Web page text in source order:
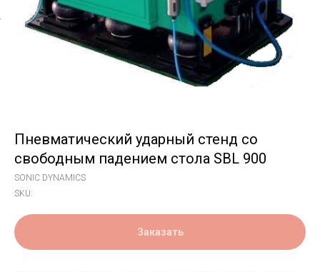
Пневматический ударный стенд со
свободным падением стола SBL 900
SONIC DYNAMICS
SKU:
Заказать